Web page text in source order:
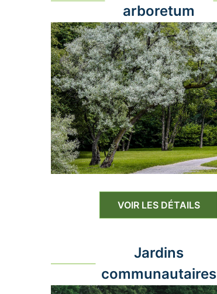
arboretum
VOIR LES DÉTAILS
Jardins
communautaires